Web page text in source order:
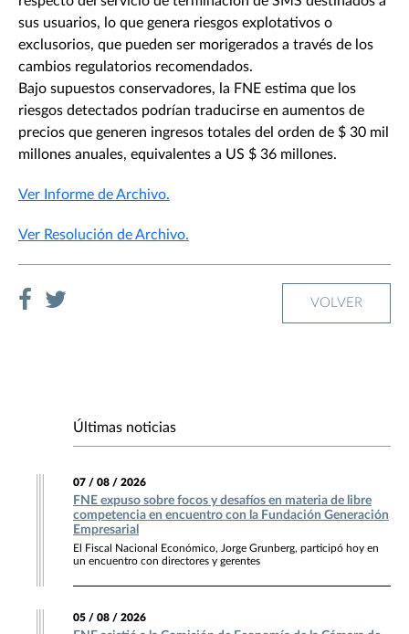
sus usuarios, lo que genera riesgos explotativos o
exclusorios, que pueden ser morigerados a través de los
cambios regulatorios recomendados.
Bajo supuestos conservadores, la FNE estima que los
riesgos detectados podrían traducirse en aumentos de
precios que generen ingresos totales del orden de $ 30 mil
millones anuales, equivalentes a US $ 36 millones.
Ver Informe de Archivo.
Ver Resolución de Archivo.
VOLVER
Últimas noticias
07 / 08 / 2026
FNE expuso sobre focos y desafíos en materia de libre
competencia en encuentro con la Fundación Generación
Empresarial
El Fiscal Nacional Económico, Jorge Grunberg, participó hoy en
un encuentro con directores y gerentes
05 / 08 / 2026